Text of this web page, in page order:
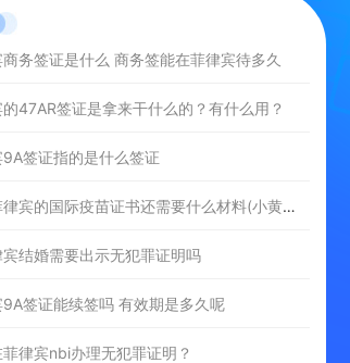
务签证是什么 商务签能在菲律宾待多久
47AR签证是拿来干什么的？有什么用？
签证指的是什么签证
办理菲律宾的国际疫苗证书还需要什么材料(小黄本材料介绍)
结婚需要出示无犯罪证明吗
签证能续签吗 有效期是多久呢
律宾nbi办理无犯罪证明？